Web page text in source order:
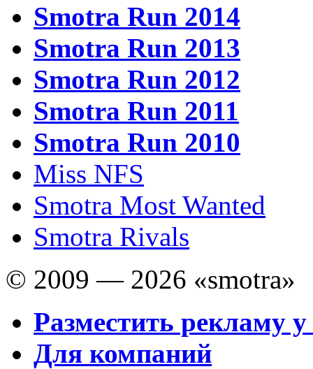
Smotra Run 2014
Smotra Run 2013
Smotra Run 2012
Smotra Run 2011
Smotra Run 2010
Miss NFS
Smotra Most Wanted
Smotra Rivals
© 2009 — 2026 «smotra»
Разместить рекламу у
Для компаний